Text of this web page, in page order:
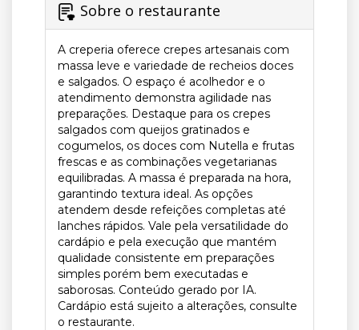
Sobre o restaurante
A creperia oferece crepes artesanais com
massa leve e variedade de recheios doces
e salgados. O espaço é acolhedor e o
atendimento demonstra agilidade nas
preparações. Destaque para os crepes
salgados com queijos gratinados e
cogumelos, os doces com Nutella e frutas
frescas e as combinações vegetarianas
equilibradas. A massa é preparada na hora,
garantindo textura ideal. As opções
atendem desde refeições completas até
lanches rápidos. Vale pela versatilidade do
cardápio e pela execução que mantém
qualidade consistente em preparações
simples porém bem executadas e
saborosas. Conteúdo gerado por IA.
Cardápio está sujeito a alterações, consulte
o restaurante.